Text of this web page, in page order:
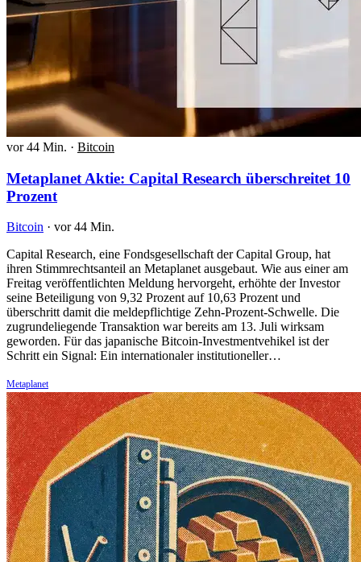
vor 44 Min. · Bitcoin
Metaplanet Aktie: Capital Research überschreitet 10
Prozent
Bitcoin · vor 44 Min.
Capital Research, eine Fondsgesellschaft der Capital Group, hat
ihren Stimmrechtsanteil an Metaplanet ausgebaut. Wie aus einer am
Freitag veröffentlichten Meldung hervorgeht, erhöhte der Investor
seine Beteiligung von 9,32 Prozent auf 10,63 Prozent und
überschritt damit die meldepflichtige Zehn-Prozent-Schwelle. Die
zugrundeliegende Transaktion war bereits am 13. Juli wirksam
geworden. Für das japanische Bitcoin-Investmentvehikel ist der
Schritt ein Signal: Ein internationaler institutioneller…
Metaplanet